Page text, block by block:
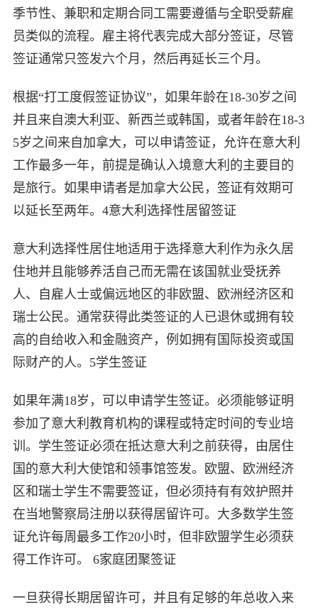
季节性、兼职和定期合同工需要遵循与全职受薪雇
员类似的流程。雇主将代表完成大部分签证，尽管
签证通常只签发六个月，然后再延长三个月。
根据“打工度假签证协议”，如果年龄在18-30岁之间
并且来自澳大利亚、新西兰或韩国，或者年龄在18-3
5岁之间来自加拿大，可以申请签证，允许在意大利
工作最多一年，前提是确认入境意大利的主要目的
是旅行。如果申请者是加拿大公民，签证有效期可
以延长至两年。4意大利选择性居留签证
意大利选择性居住地适用于选择意大利作为永久居
住地并且能够养活自己而无需在该国就业受抚养
人、自雇人士或偏远地区的非欧盟、欧洲经济区和
瑞士公民。通常获得此类签证的人已退休或拥有较
高的自给收入和金融资产，例如拥有国际投资或国
际财产的人。5学生签证
如果年满18岁，可以申请学生签证。必须能够证明
参加了意大利教育机构的课程或特定时间的专业培
训。学生签证必须在抵达意大利之前获得，由居住
国的意大利大使馆和领事馆签发。欧盟、欧洲经济
区和瑞士学生不需要签证，但必须持有有效护照并
在当地警察局注册以获得居留许可。大多数学生签
证允许每周最多工作20小时，但非欧盟学生必须获
得工作许可。 6家庭团聚签证
一旦获得长期居留许可，并且有足够的年总收入来